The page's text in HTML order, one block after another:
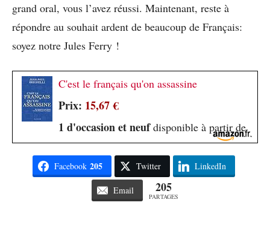
grand oral, vous l’avez réussi. Maintenant, reste à
répondre au souhait ardent de beaucoup de Français:
soyez notre Jules Ferry !
C'est le français qu'on assassine
Prix: 15,67 €
1 d'occasion et neufdisponible à partir de
Facebook 205 Twitter LinkedIn
Email 205
PARTAGES